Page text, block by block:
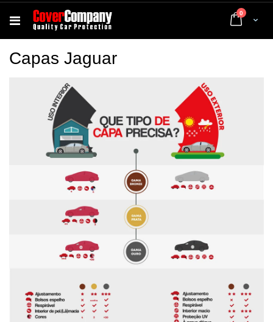
Cart
0 artigos
Capas Jaguar